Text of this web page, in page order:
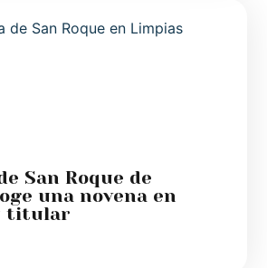
San Roque de
una novena en
titular